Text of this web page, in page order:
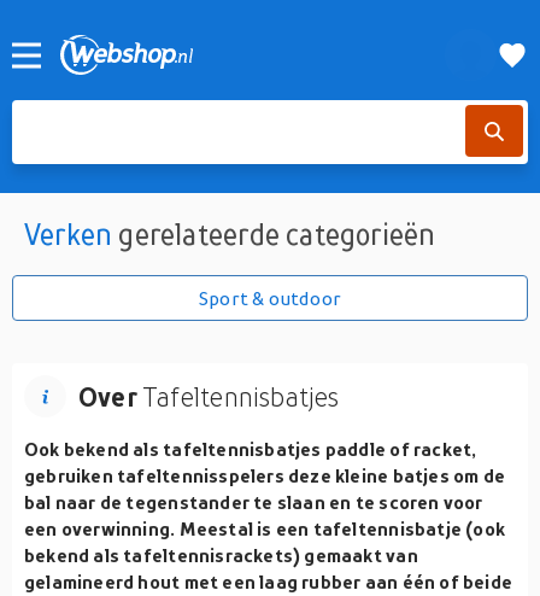
Verken gerelateerde categorieën
Sport & outdoor
OverTafeltennisbatjes
Ook bekend als tafeltennisbatjes paddle of racket,
gebruiken tafeltennisspelers deze kleine batjes om de
bal naar de tegenstander te slaan en te scoren voor
een overwinning. Meestal is een tafeltennisbatje (ook
bekend als tafeltennisrackets) gemaakt van
gelamineerd hout met een laag rubber aan één of beide